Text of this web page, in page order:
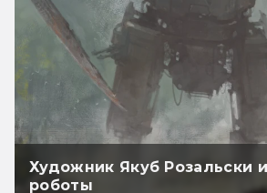
Художник Якуб Розальски
роботы